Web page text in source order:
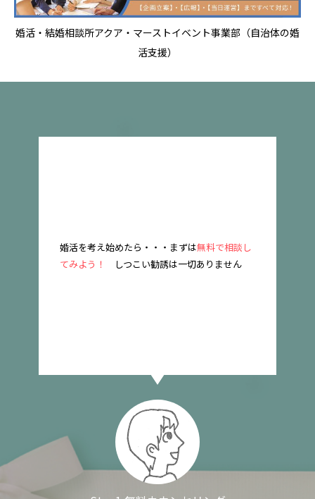
婚活・結婚相談所アクア・マーストイベント事業部（自治体の婚
活支援）
海外駐在員のサポート実績 20年以上のアクア・
マーストです。